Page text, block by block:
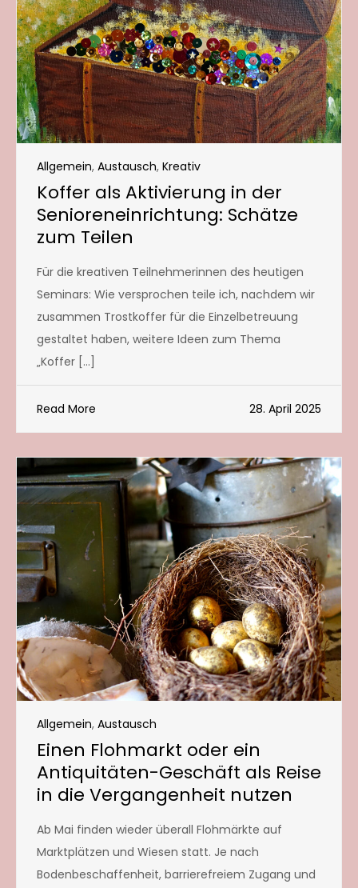
Allgemein, Austausch, Kreativ
Koffer als Aktivierung in der
Senioreneinrichtung: Schätze
zum Teilen
Für die kreativen Teilnehmerinnen des heutigen
Seminars: Wie versprochen teile ich, nachdem wir
zusammen Trostkoffer für die Einzelbetreuung
gestaltet haben, weitere Ideen zum Thema
„Koffer […]
Read More 28. April 2025
Allgemein, Austausch
Einen Flohmarkt oder ein
Antiquitäten-Geschäft als Reise
in die Vergangenheit nutzen
Ab Mai finden wieder überall Flohmärkte auf
Marktplätzen und Wiesen statt. Je nach
Bodenbeschaffenheit, barrierefreiem Zugang und